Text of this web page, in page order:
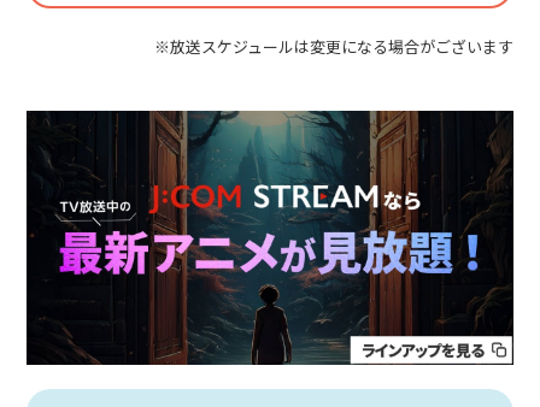
※放送スケジュールは変更になる場合がございます